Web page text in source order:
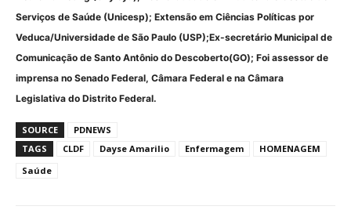
Serviços de Saúde (Unicesp); Extensão em Ciências Políticas por
Veduca/Universidade de São Paulo (USP);Ex-secretário Municipal de
Comunicação de Santo Antônio do Descoberto(GO); Foi assessor de
imprensa no Senado Federal, Câmara Federal e na Câmara
Legislativa do Distrito Federal.
SOURCE
PDNEWS
TAGS
CLDF Dayse Amarilio Enfermagem
HOMENAGEM
Saúde